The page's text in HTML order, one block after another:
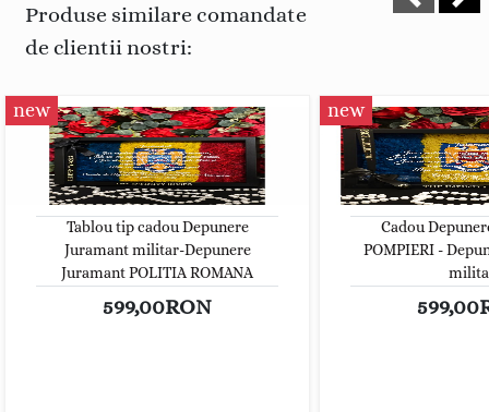
Produse similare comandate
de clientii nostri:
new
Tablou tip cadou Depunere
Juramant militar-Depunere
Juramant POLITIA ROMANA
599,00RON
new
Cadou
POMPIERI -